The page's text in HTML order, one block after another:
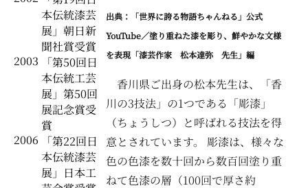
本伝統漆芸
展」朝日新
聞社賞受賞
2003
「第50回日
本伝統工芸
展」第50回
展記念賞受
賞
2006
「第22回日
本伝統漆芸
展」日本工
出典：「世界に誇る物語ちゃんねる」公式
YouTube／塗り重ねた漆を彫り、鮮やかな文様
を表現「漆芸作家 松本達弥 先生」編
香川県ご出身の松本先生は、「香
川の3技法」の1つである「彫漆」
（ちょうしつ）と呼ばれる技法を得
意とされています。 彫漆は、様々な
色の色漆を数十回から数百回塗り重
ねて色漆の層（100回で厚さ約